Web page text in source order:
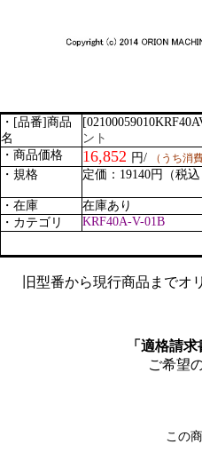
・[品番]商品
名
ント
・商品価格
16,852 円/ （うち消
・規格 定価：19140円（税
・在庫
在庫あり
・カテゴリ
KRF40A-V-01B
旧型番から現行商品まで
「適格請
ご希望
この